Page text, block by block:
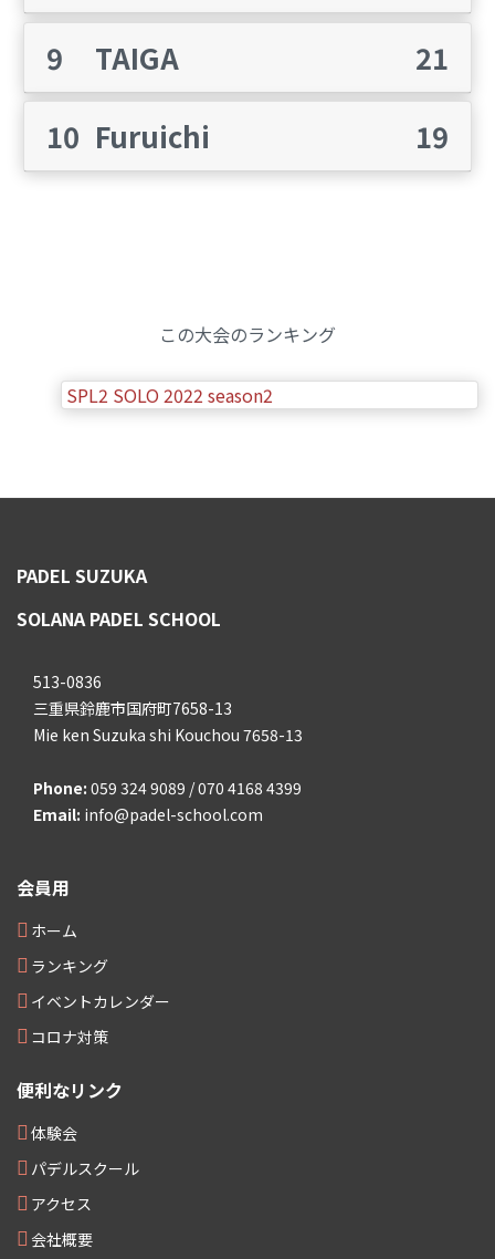
9
TAIGA
21
10 Furuichi 19
この大会のランキング
SPL2 SOLO 2022 season2
PADEL SUZUKA
SOLANA PADEL SCHOOL
513-0836
三重県鈴鹿市国府町7658-13
Mie ken Suzuka shi Kouchou 7658-13
Phone: 059 324 9089 / 070 4168 4399
Email: info@padel-school.com
会員用
ホーム
ランキング
イベントカレンダー
コロナ対策
便利なリンク
体験会
パデルスクール
アクセス
会社概要